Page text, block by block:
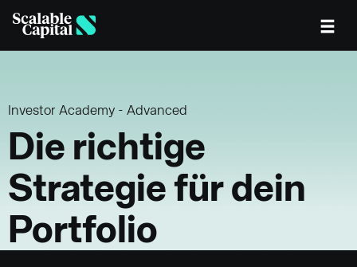
Investor Academy - Advanced
Die richtige
Strategie für dein
Portfolio